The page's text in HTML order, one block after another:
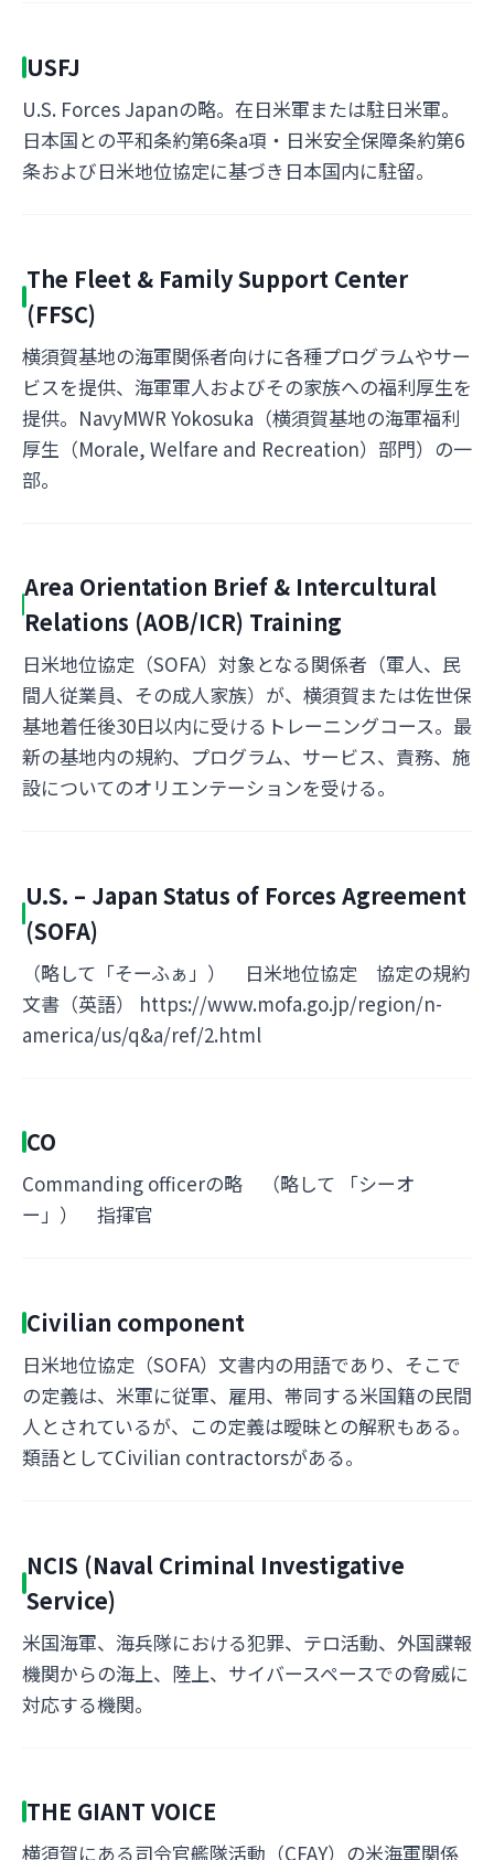
USFJ
U.S. Forces Japanの略。在日米軍または駐日米軍。
日本国との平和条約第6条a項・日米安全保障条約第6
条および日米地位協定に基づき日本国内に駐留。
The Fleet & Family Support Center
(FFSC)
横須賀基地の海軍関係者向けに各種プログラムやサー
ビスを提供、海軍軍人およびその家族への福利厚生を
提供。NavyMWR Yokosuka（横須賀基地の海軍福利
厚生（Morale, Welfare and Recreation）部門）の一
部。
Area Orientation Brief & Intercultural
Relations (AOB/ICR) Training
日米地位協定（SOFA）対象となる関係者（軍人、民
間人従業員、その成人家族）が、横須賀または佐世保
基地着任後30日以内に受けるトレーニングコース。最
新の基地内の規約、プログラム、サービス、責務、施
設についてのオリエンテーションを受ける。
U.S. – Japan Status of Forces Agreement
(SOFA)
（略して「そーふぁ」） 日米地位協定 協定の規約
文書（英語） https://www.mofa.go.jp/region/n-
america/us/q&a/ref/2.html
CO
Commanding officerの略 （略して 「シーオ
ー」） 指揮官
Civilian component
日米地位協定（SOFA）文書内の用語であり、そこで
の定義は、米軍に従軍、雇用、帯同する米国籍の民間
人とされているが、この定義は曖昧との解釈もある。
類語としてCivilian contractorsがある。
NCIS (Naval Criminal Investigative
Service)
米国海軍、海兵隊における犯罪、テロ活動、外国諜報
機関からの海上、陸上、サイバースペースでの脅威に
対応する機関。
THE GIANT VOICE
横須賀にある司令官艦隊活動（CFAY）の米海軍関係